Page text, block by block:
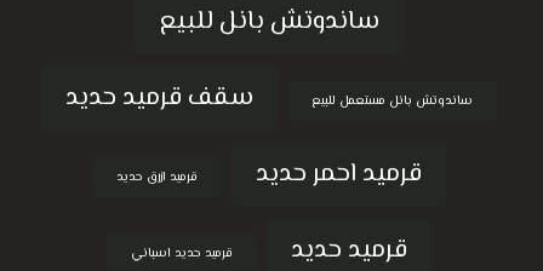
ساندوتش بانل للبيع
ساندوتش بانل مستعمل للبيع
سقف قرميد حديد
قرميد احمر حديد
قرميد ازرق حديد
قرميد حديد قرميد حديد اسباني